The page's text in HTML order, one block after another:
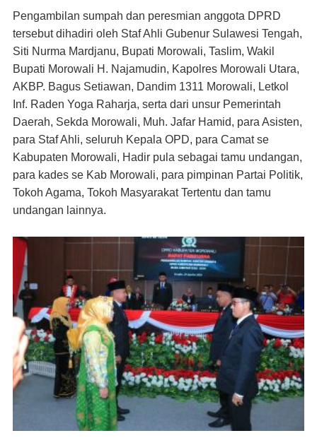
Pengambilan sumpah dan peresmian anggota DPRD
tersebut dihadiri oleh Staf Ahli Gubenur Sulawesi Tengah,
Siti Nurma Mardjanu, Bupati Morowali, Taslim, Wakil
Bupati Morowali H. Najamudin, Kapolres Morowali Utara,
AKBP. Bagus Setiawan, Dandim 1311 Morowali, Letkol
Inf. Raden Yoga Raharja, serta dari unsur Pemerintah
Daerah, Sekda Morowali, Muh. Jafar Hamid, para Asisten,
para Staf Ahli, seluruh Kepala OPD, para Camat se
Kabupaten Morowali, Hadir pula sebagai tamu undangan,
para kades se Kab Morowali, para pimpinan Partai Politik,
Tokoh Agama, Tokoh Masyarakat Tertentu dan tamu
undangan lainnya.